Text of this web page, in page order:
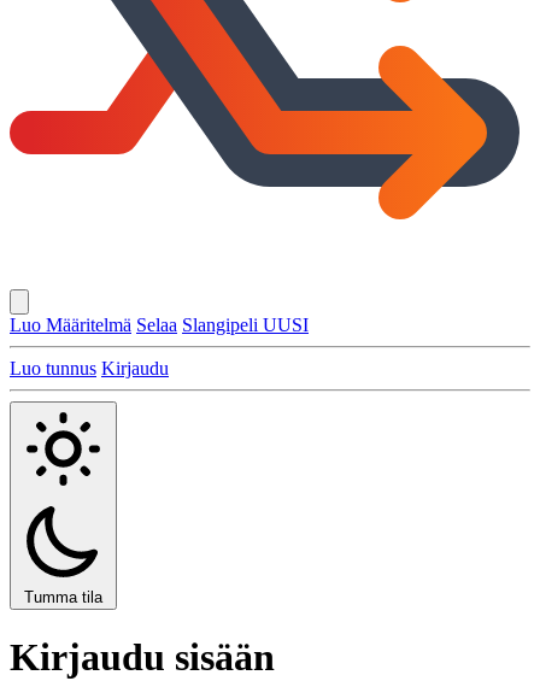
Luo Määritelmä Selaa Slangipeli UUSI
Luo tunnus Kirjaudu
Tumma tila
Kirjaudu sisään